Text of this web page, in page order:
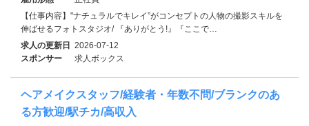
【仕事内容】"ナチュラルでキレイ”がコンセプトの人物の撮影スキルを
伸ばせるフォトスタジオ/ 『ありがとう!』『ここで…
求人の更新日 2026-07-12
スポンサー
求人ボックス
ヘアメイクスタッフ/経験者・年数不問/ブランクのあ
る方歓迎/駅チカ/高収入